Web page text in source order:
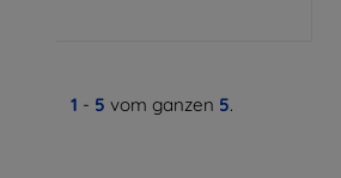
1 - 5 vom ganzen 5.